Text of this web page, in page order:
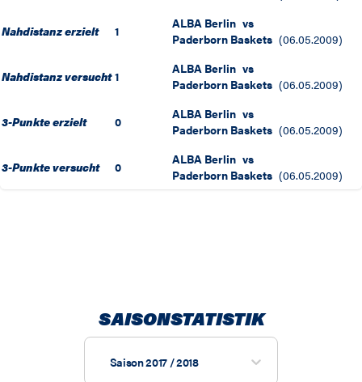
Nahdistanz erzielt 1 ALBA Berlin vs
Paderborn Baskets (06.05.2009)
Nahdistanz versucht 1 ALBA Berlin vs
Paderborn Baskets (06.05.2009)
3-Punkte erzielt 0 ALBA Berlin vs
Paderborn Baskets (06.05.2009)
3-Punkte versucht 0 ALBA Berlin vs
Paderborn Baskets (06.05.2009)
SAISONSTATISTIK
Saison 2017 / 2018